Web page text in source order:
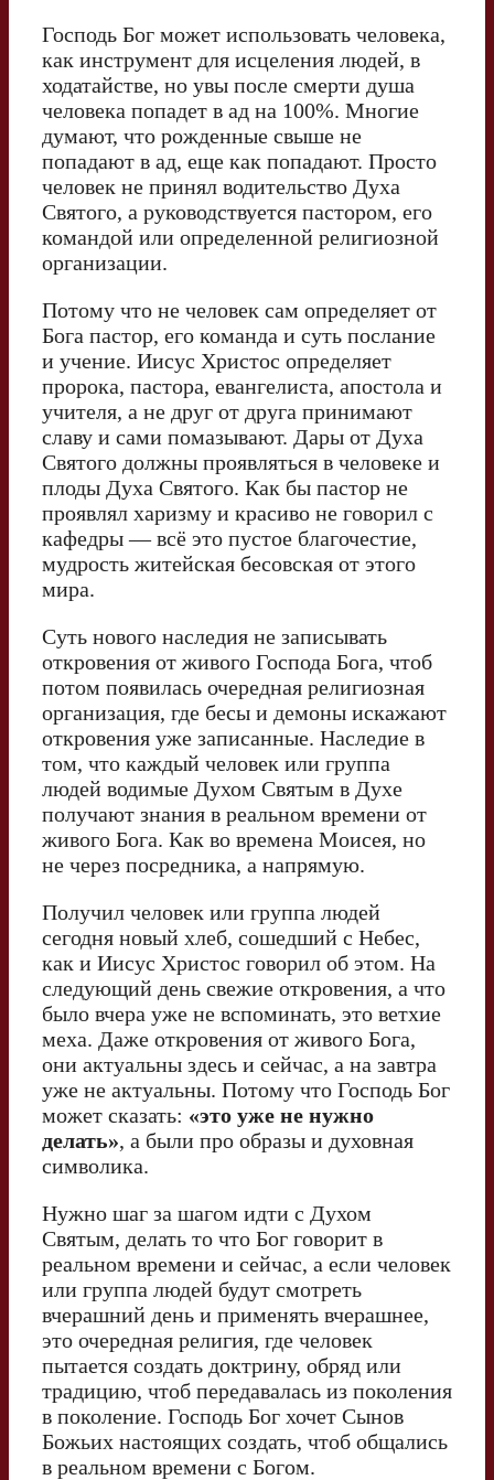
Господь Бог может использовать человека,
как инструмент для исцеления людей, в
ходатайстве, но увы после смерти душа
человека попадет в ад на 100%. Многие
думают, что рожденные свыше не
попадают в ад, еще как попадают. Просто
человек не принял водительство Духа
Святого, а руководствуется пастором, его
командой или определенной религиозной
организации.
Потому что не человек сам определяет от
Бога пастор, его команда и суть послание
и учение. Иисус Христос определяет
пророка, пастора, евангелиста, апостола и
учителя, а не друг от друга принимают
славу и сами помазывают. Дары от Духа
Святого должны проявляться в человеке и
плоды Духа Святого. Как бы пастор не
проявлял харизму и красиво не говорил с
кафедры — всё это пустое благочестие,
мудрость житейская бесовская от этого
мира.
Суть нового наследия не записывать
откровения от живого Господа Бога, чтоб
потом появилась очередная религиозная
организация, где бесы и демоны искажают
откровения уже записанные. Наследие в
том, что каждый человек или группа
людей водимые Духом Святым в Духе
получают знания в реальном времени от
живого Бога. Как во времена Моисея, но
не через посредника, а напрямую.
Получил человек или группа людей
сегодня новый хлеб, сошедший с Небес,
как и Иисус Христос говорил об этом. На
следующий день свежие откровения, а что
было вчера уже не вспоминать, это ветхие
меха. Даже откровения от живого Бога,
они актуальны здесь и сейчас, а на завтра
уже не актуальны. Потому что Господь Бог
может сказать: «это уже не нужно
делать», а были про образы и духовная
символика.
Нужно шаг за шагом идти с Духом
Святым, делать то что Бог говорит в
реальном времени и сейчас, а если человек
или группа людей будут смотреть
вчерашний день и применять вчерашнее,
это очередная религия, где человек
пытается создать доктрину, обряд или
традицию, чтоб передавалась из поколения
в поколение. Господь Бог хочет Сынов
Божьих настоящих создать, чтоб общались
в реальном времени с Богом.